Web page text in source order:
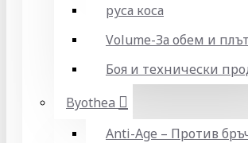
руса коса
Volume-За обем и
Боя и технически
Byothea
Anti-Age – Против